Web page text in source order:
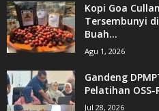
Kopi Goa
Tersembunyi
Buah...
Agu 1, 2026
Gandeng
Pelatihan OSS-
Jul 28, 2026